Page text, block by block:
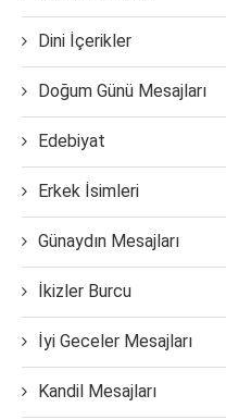
Dini İçerikler
Doğum Günü Mesajları
Edebiyat
Erkek İsimleri
Günaydın Mesajları
İkizler Burcu
İyi Geceler Mesajları
Kandil Mesajları